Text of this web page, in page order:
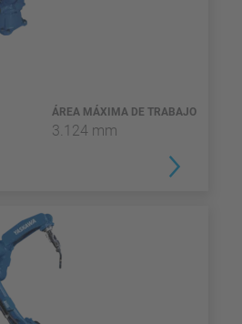
ÁREA MÁXIMA DE TRABAJO
3.124 mm